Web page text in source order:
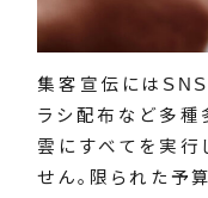
集客宣伝にはSNS
ラシ配布など多種
雲にすべてを実行
せん。限られた予